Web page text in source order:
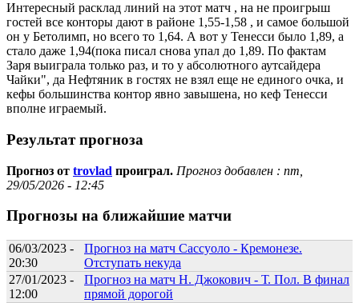
Интересный расклад линий на этот матч , на не проигрыш
гостей все конторы дают в районе 1,55-1,58 , и самое большой
он у Бетолимп, но всего то 1,64. А вот у Тенесси было 1,89, а
стало даже 1,94(пока писал снова упал до 1,89. По фактам
Заря выиграла только раз, и то у абсолютного аутсайдера
Чайки", да Нефтяник в гостях не взял еще не единого очка, и
кефы большинства контор явно завышена, но кеф Тенесси
вполне играемый.
Результат прогноза
Прогноз от trovlad проиграл. Прогноз добавлен : пт,
29/05/2026 - 12:45
Прогнозы на ближайшие матчи
06/03/2023 -
20:30
Прогноз на матч Сассуоло - Кремонезе.
Отступать некуда
27/01/2023 -
12:00
Прогноз на матч Н. Джокович - Т. Пол. В финал
прямой дорогой